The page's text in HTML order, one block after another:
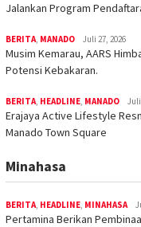
Jalankan Program
BERITA, MANADO Juli 27, 2026
Musim Kemarau, AARS
Potensi Kebakaran.
BERITA, HEADLINE, MANADO Juli
Erajaya Active Lifestyle
Manado Town Square
Minahasa
BERITA HEADLINE MINAHASA
Pertamina Berikan